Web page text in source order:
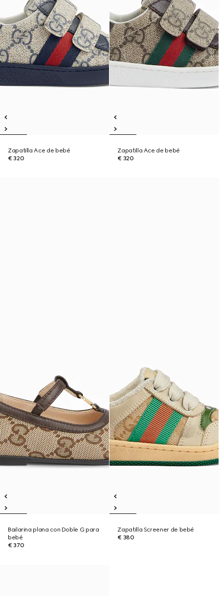
Zapatilla Ace de bebé
€ 320
Zapatilla Ace de bebé
€ 320
Bailarina plana con Doble G para
bebé
€ 370
Zapatilla Screener de bebé
€ 380